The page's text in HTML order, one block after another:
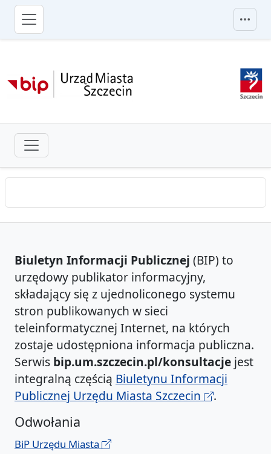
przejdź do głównego menu
Biuletyn Informacji Publicznej (BIP) to
urzędowy publikator informacyjny,
składający się z ujednoliconego systemu
stron publikowanych w sieci
teleinformatycznej Internet, na których
zostaje udostępniona informacja publiczna.
Serwis bip.um.szczecin.pl/konsultacje jest
integralną częścią Biuletynu Informacji
Publicznej Urzędu Miasta Szczecin
.
Odwołania
BiP Urzędu Miasta